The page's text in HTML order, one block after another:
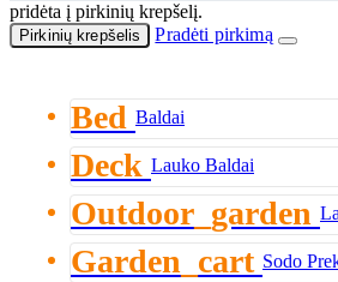
pridėta į pirkinių krepšelį.
Pirkinių krepšelis Pradėti pirkimą
Bed Baldai
Deck Lauko Baldai
Outdoor_garden
Garden_cart Sodo